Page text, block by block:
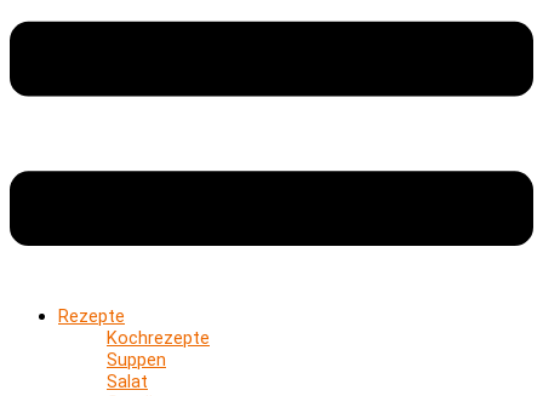
Rezepte
Kochrezepte
Suppen
Salat